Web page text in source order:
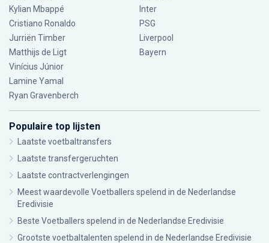
Kylian Mbappé
Cristiano Ronaldo
Jurriën Timber
Matthijs de Ligt
Vinícius Júnior
Lamine Yamal
Ryan Gravenberch
Inter
PSG
Liverpool
Bayern
Populaire top lijsten
Laatste voetbaltransfers
Laatste transfergeruchten
Laatste contractverlengingen
Meest waardevolle Voetballers spelend in de Nederlandse
Eredivisie
Beste Voetballers spelend in de Nederlandse Eredivisie
Grootste voetbaltalenten spelend in de Nederlandse Eredivisie